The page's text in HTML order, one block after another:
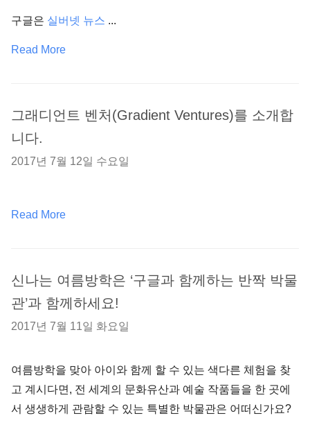
구글은 실버넷 뉴스 ...
Read More
그래디언트 벤처(Gradient Ventures)를 소개합
니다.
2017년 7월 12일 수요일
Read More
신나는 여름방학은 ‘구글과 함께하는 반짝 박물
관’과 함께하세요!
2017년 7월 11일 화요일
여름방학을 맞아 아이와 함께 할 수 있는 색다른 체험을 찾
고 계시다면, 전 세계의 문화유산과 예술 작품들을 한 곳에
서 생생하게 관람할 수 있는 특별한 박물관은 어떠신가요?